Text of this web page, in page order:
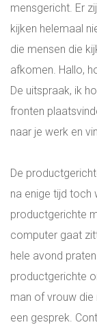
ADRES
BLOG
LOGIN
mensgericht. Er
kijken helemaal
die mensen die
afkomen. Hallo,
De uitspraak, ik
fronten
naar je werk en
De
na enige tijd toch
productgerichte
computer gaat
hele avond
productgerichte
man of vrouw die
een gesprek.